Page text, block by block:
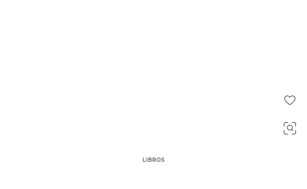
LIBROS